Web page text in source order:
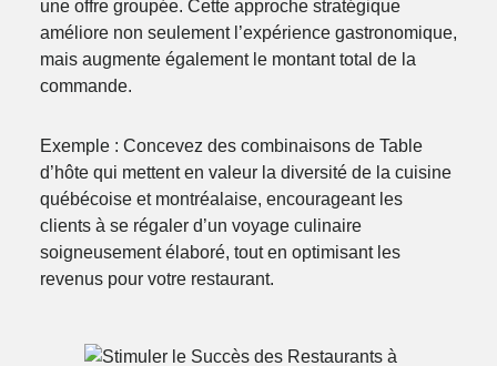
une offre groupée. Cette approche stratégique
améliore non seulement l’expérience gastronomique,
mais augmente également le montant total de la
commande.
Exemple : Concevez des combinaisons de Table
d’hôte qui mettent en valeur la diversité de la cuisine
québécoise et montréalaise, encourageant les
clients à se régaler d’un voyage culinaire
soigneusement élaboré, tout en optimisant les
revenus pour votre restaurant.